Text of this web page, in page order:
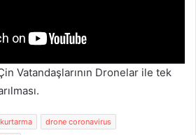
Vatandaşlarının Dronelar ile tek
drone coronavirus